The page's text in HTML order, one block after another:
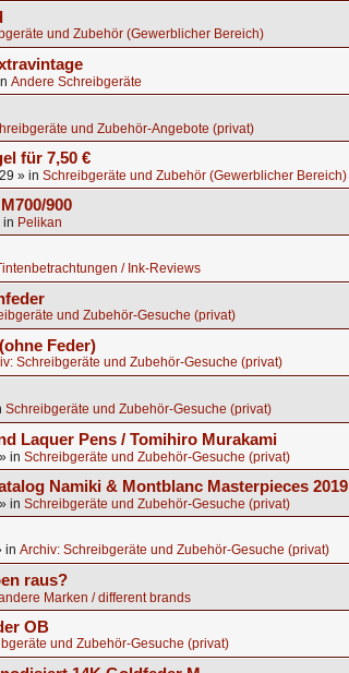
und Zubehör (Gewerblicher Bereich)
Andere Schreibgeräte
und Zubehör-Angebote (privat)
für 7,50 €
» in Schreibgeräte und Zubehör (Gewerblicher Bereich)
900
in Pelikan
/ Ink-Reviews
und Zubehör-Gesuche (privat)
Feder)
Schreibgeräte und Zubehör-Gesuche (privat)
Schreibgeräte und Zubehör-Gesuche (privat)
Laquer Pens / Tomihiro Murakami
» in Schreibgeräte und Zubehör-Gesuche (privat)
Namiki & Montblanc Masterpieces 2019
» in Schreibgeräte und Zubehör-Gesuche (privat)
in Archiv: Schreibgeräte und Zubehör-Gesuche (privat)
raus?
Marken / different brands
OB
und Zubehör-Gesuche (privat)